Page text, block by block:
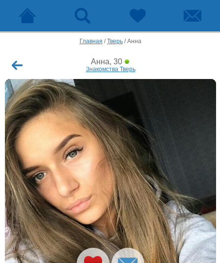
Главная /Тверь /Анна
Анна, 30
Знакомства Тверь